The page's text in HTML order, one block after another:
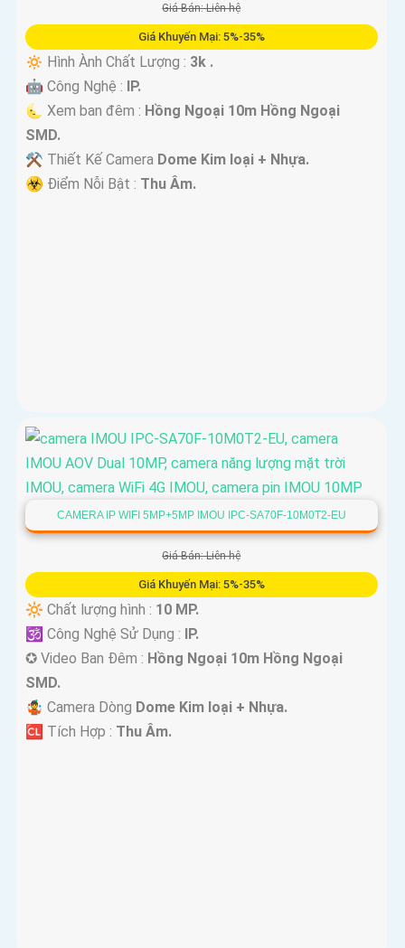
Giá Bán: Liên hệ
Giá Khuyến Mại: 5%-35%
🔅 Hình Ành Chất Lượng : 3k .
🤖️ Công Nghệ : IP.
🌜 Xem ban đêm : Hồng Ngoại 10m Hồng Ngoại
SMD.
⚒ Thiết Kế Camera Dome Kim loại + Nhựa.
️☣️ Điểm Nỗi Bật : Thu Âm.
CAMERA IP WIFI 5MP+5MP IMOU IPC-SA70F-10M0T2-EU
Giá Bán: Liên hệ
Giá Khuyến Mại: 5%-35%
🔆 Chất lượng hình : 10 MP.
🕉️ Công Nghệ Sử Dụng : IP.
✪ Video Ban Đêm : Hồng Ngoại 10m Hồng Ngoại
SMD.
🤹 Camera Dòng Dome Kim loại + Nhựa.
️🆑 Tích Hợp : Thu Âm.